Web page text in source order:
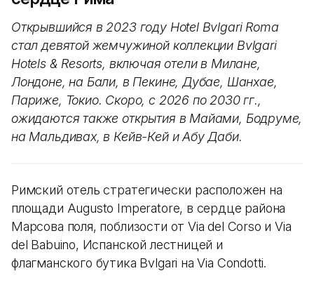
Открывшийся в 2023 году Hotel Bvlgari Roma
стал девятой жемчужиной коллекции Bvlgari
Hotels & Resorts, включая отели в Милане,
Лондоне, на Бали, в Пекине, Дубае, Шанхае,
Париже, Токио. Скоро, с 2026 по 2030 гг.,
ожидаются также открытия в Майами, Бодруме,
на Мальдивах, в Кейв-Кей и Абу Даби.
Римский отель стратегически расположен на
площади Augusto Imperatore, в сердце района
Марсова поля, поблизости от Via del Corso и Via
del Babuino, Испанской лестницей и
флагманского бутика Bvlgari на Via Condotti.